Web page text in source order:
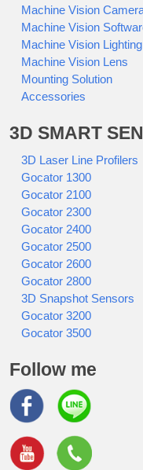
Machine Vision
Machine Vision
Machine Vision Lighting
Machine Vision Lens
Mounting Solution
Accessories
3D SMART
3D Laser Line Profilers
Gocator 1300
Gocator 2100
Gocator 2300
Gocator 2400
Gocator 2500
Gocator 2600
Gocator 2800
3D Snapshot Sensors
Gocator 3200
Gocator 3500
Follow me